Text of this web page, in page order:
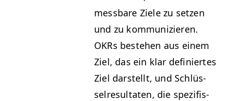
mess­bare Ziele zu set­zen
und zu kom­mu­nizieren.
OKRs beste­hen aus einem
Ziel, das ein klar definiertes
Ziel darstellt, und Schlüs­
sel­re­sul­tat­en, die spez­i­fis­